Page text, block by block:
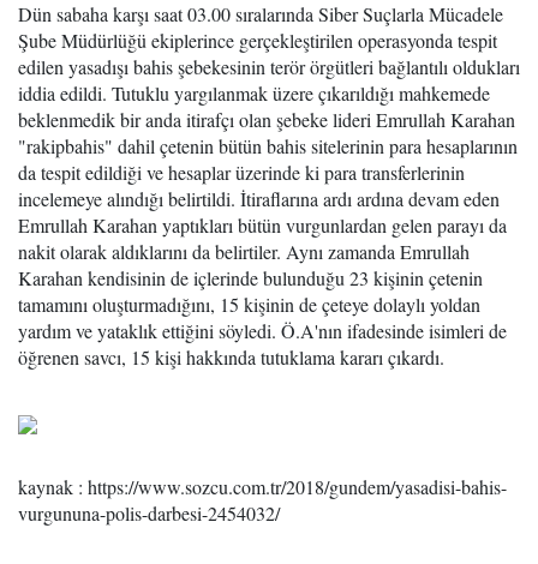
Dün sabaha karşı saat 03.00 sıralarında Siber Suçlarla Mücadele
Şube Müdürlüğü ekiplerince gerçekleştirilen operasyonda tespit
edilen yasadışı bahis şebekesinin terör örgütleri bağlantılı oldukları
iddia edildi. Tutuklu yargılanmak üzere çıkarıldığı mahkemede
beklenmedik bir anda itirafçı olan şebeke lideri Emrullah Karahan
"rakipbahis" dahil çetenin bütün bahis sitelerinin para hesaplarının
da tespit edildiği ve hesaplar üzerinde ki para transferlerinin
incelemeye alındığı belirtildi. İtiraflarına ardı ardına devam eden
Emrullah Karahan yaptıkları bütün vurgunlardan gelen parayı da
nakit olarak aldıklarını da belirtiler. Aynı zamanda Emrullah
Karahan kendisinin de içlerinde bulunduğu 23 kişinin çetenin
tamamını oluşturmadığını, 15 kişinin de çeteye dolaylı yoldan
yardım ve yataklık ettiğini söyledi. Ö.A'nın ifadesinde isimleri de
öğrenen savcı, 15 kişi hakkında tutuklama kararı çıkardı.
kaynak : https://www.sozcu.com.tr/2018/gundem/yasadisi-bahis-
vurgununa-polis-darbesi-2454032/